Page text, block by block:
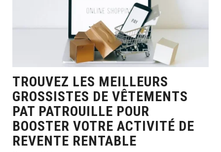
TROUVEZ LES MEILLEURS
GROSSISTES DE VÊTEMENTS
PAT PATROUILLE POUR
BOOSTER VOTRE ACTIVITÉ DE
REVENTE RENTABLE